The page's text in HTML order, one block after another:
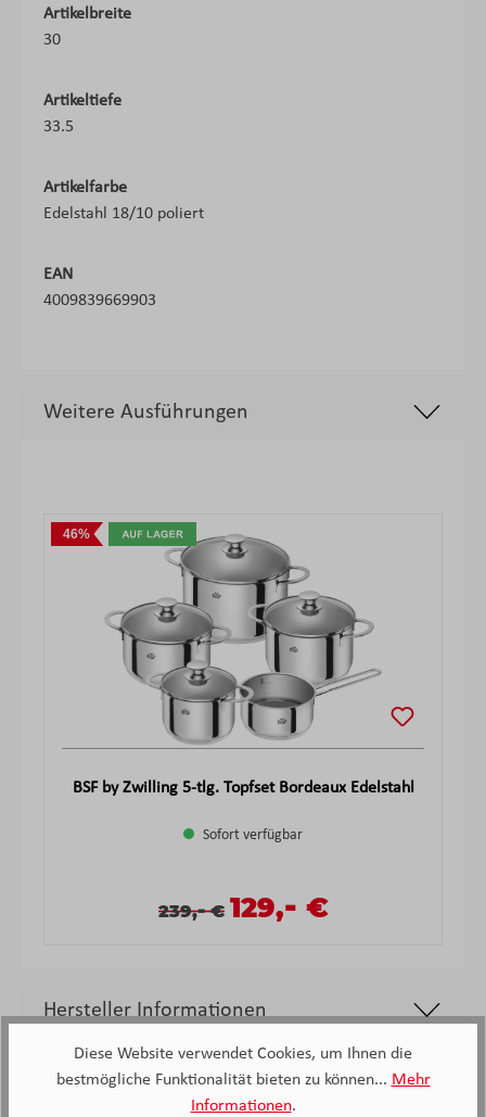
Artikelbreite
30
Artikeltiefe
33.5
Artikelfarbe
Edelstahl 18/10 poliert
EAN
4009839669903
Weitere Ausführungen
46%
BSF by Zwilling 5-tlg. Topfset Bordeaux Edelstahl
Sofort verfügbar
Verkaufspreis:
Regulärer Preis:
239,-€ Verkaufspreis:
129,- €
Hersteller Informationen
Diese Website verwendet Cookies, um Ihnen die
bestmögliche Funktionalität bieten zu können... Mehr
Informationen.